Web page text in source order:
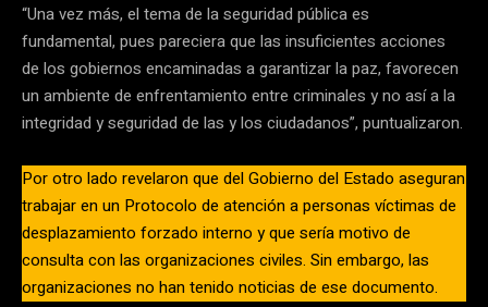
“Una vez más, el tema de la seguridad pública es
fundamental, pues pareciera que las insuficientes acciones
de los gobiernos encaminadas a garantizar la paz, favorecen
un ambiente de enfrentamiento entre criminales y no así a la
integridad y seguridad de las y los ciudadanos”, puntualizaron.
Por otro lado revelaron que del Gobierno del Estado aseguran
trabajar en un Protocolo de atención a personas víctimas de
desplazamiento forzado interno y que sería motivo de
consulta con las organizaciones civiles. Sin embargo, las
organizaciones no han tenido noticias de ese documento.